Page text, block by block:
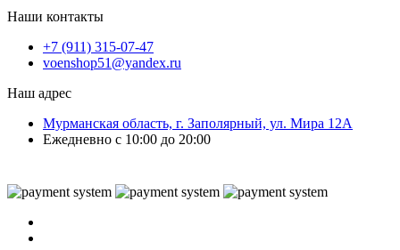
Наши контакты
+7 (911) 315-07-47
voenshop51@yandex.ru
Наш адрес
Мурманская область, г. Заполярный, ул. Мира 12А
Ежедневно с 10:00 до 20:00